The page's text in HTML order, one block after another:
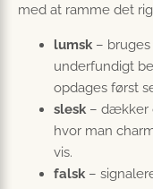
med at ramme det
lumsk– bruges
underfundigt
opdages først
slesk– dækker
hvor man
vis.
falsk–